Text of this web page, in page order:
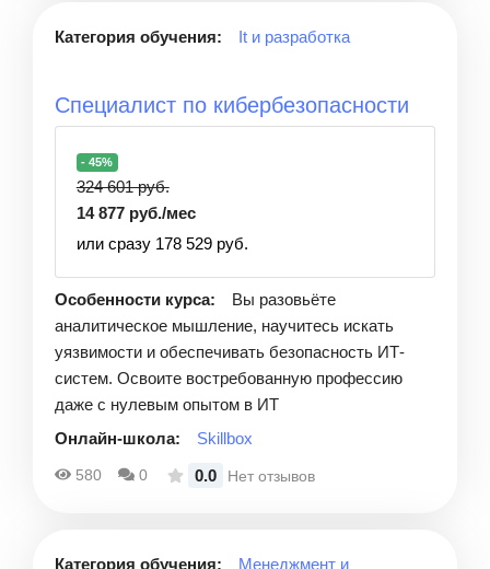
Категория обучения: It и разработка
Специалист по кибербезопасности
- 45%
324 601 руб.
14 877 руб./мес
или сразу 178 529 руб.
Особенности курса:
Вы разовьёте
аналитическое мышление, научитесь искать
уязвимости и обеспечивать безопасность ИТ-
систем. Освоите востребованную профессию
даже с нулевым опытом в ИТ
Онлайн-школа:
Skillbox
580 0 0.0 Нет отзывов
Категория обучения:
Менеджмент и